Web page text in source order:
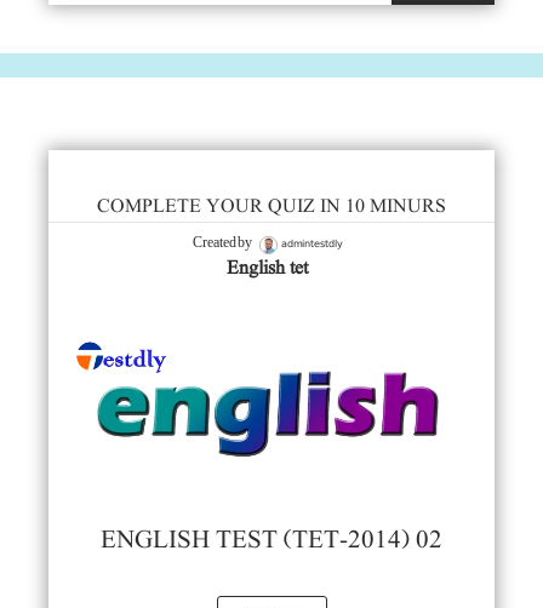
COMPLETE YOUR QUIZ IN 10 MINURS
Created by admintestdly
English tet
ENGLISH TEST (TET-2014) 02